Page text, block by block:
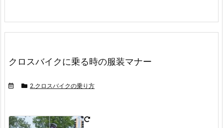
クロスバイクに乗る時の服装マナー
2.クロスバイクの乗り方